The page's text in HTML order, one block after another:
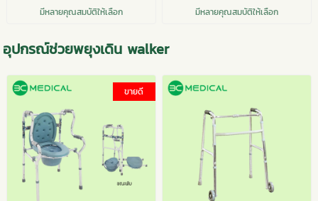
มีหลายคุณสมบัติให้เลือก มีหลายคุณสมบัติให้เลือก
อุปกรณ์ช่วยพยุงเดิน walker
ขายดี